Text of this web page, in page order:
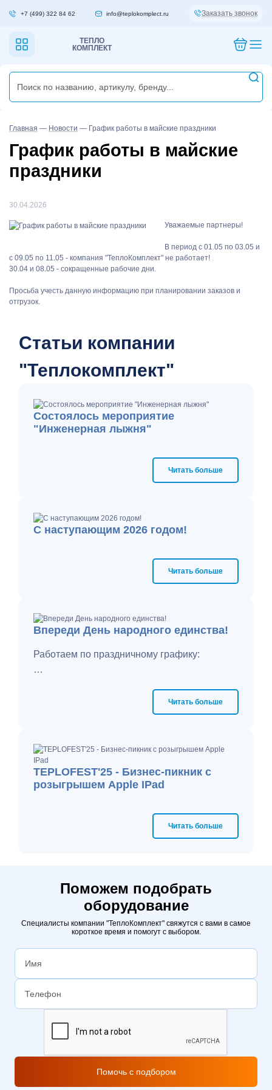
+7 (499) 322 84 62 info@teplokomplect.ru Заказать звонок
ТЕПЛО
КОМПЛЕКТ
Главная — Новости — График работы в майские праздники
График работы в майские
праздники
30.04.2026
Уважаемые партнеры!
В период с 01.05 по 03.05 и
с 09.05 по 11.05 - компания "ТеплоКомплект" не работает!
30.04 и 08.05 - сокращенные рабочие дни.
Просьба учесть данную информацию при планировании заказов и
отгрузок.
Статьи компании
"Теплокомплект"
Состоялось мероприятие
"Инженерная лыжня"
Читать больше
С наступающим 2026 годом!
Читать больше
Впереди День народного единства!
Работаем по праздничному графику:
2-4 ноября - выходные дни;
Читать больше
TEPLOFEST'25 - Бизнес-пикник с
розыгрышем Apple IPad
Читать больше
Поможем подобрать
оборудование
Специалисты компании "ТеплоКомплект" свяжутся с вами в самое
короткое время и помогут с выбором.
Помочь с подбором